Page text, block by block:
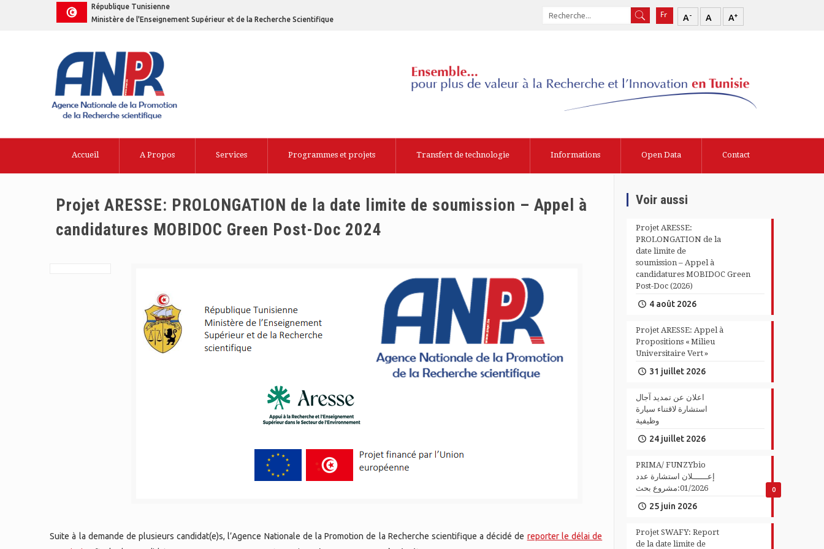
République Tunisienne
Ministère de l'Enseignement Supérieur et de la Recherche Scientifique
A- A A+
Accueil A Propos Services Programmes et projets Transfert de technologie Informations Open Data Contact
Projet ARESSE: PROLONGATION de la date limite de soumission – Appel à
candidatures MOBIDOC Green Post-Doc 2024
Suite à la demande de plusieurs candidat(e)s, l’Agence Nationale de la Promotion de la Recherche scientifique a décidé de reporter le délai de
Voir aussi
Projet ARESSE:
PROLONGATION de la
date limite de
soumission – Appel à
candidatures MOBIDOC Green
Post-Doc (2026)
4 août 2026
Projet ARESSE: Appel à
Propositions « Milieu
Universitaire Vert »
31 juillet 2026
اعلان عن تمديد آجال
استشارة لاقتناء سيارة
وظيفية
24 juillet 2026
0
PRIMA/ FUNZYbio
إعــــــلان استشارة عدد
01/2026:مشروع بحث
25 juin 2026
Projet SWAFY: Report
de la date limite de